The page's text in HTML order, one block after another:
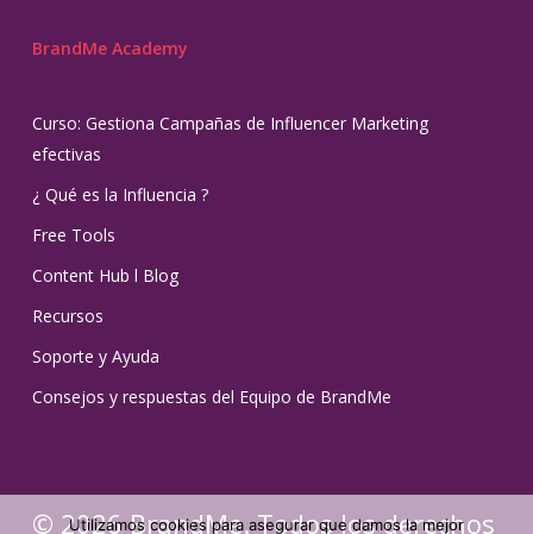
BrandMe Academy
Curso: Gestiona Campañas de Influencer Marketing
efectivas
¿ Qué es la Influencia ?
Free Tools
Content Hub l Blog
Recursos
Soporte y Ayuda
Consejos y respuestas del Equipo de BrandMe
© 2026 BrandMe. Todos los derechos
Utilizamos cookies para asegurar que damos la mejor